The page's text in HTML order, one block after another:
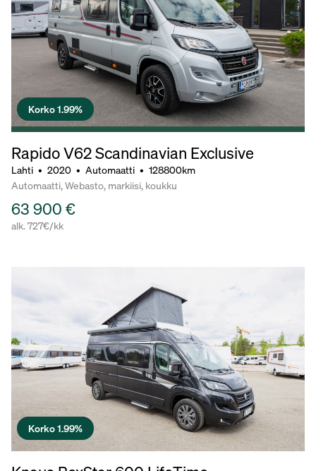
Korko 1.99%
Rapido V62 Scandinavian Exclusive
Lahti • 2020 • Automaatti • 128800km
Automaatti, Webasto, markiisi, koukku
63 900 €
alk. 727€/kk
Korko 1.99%